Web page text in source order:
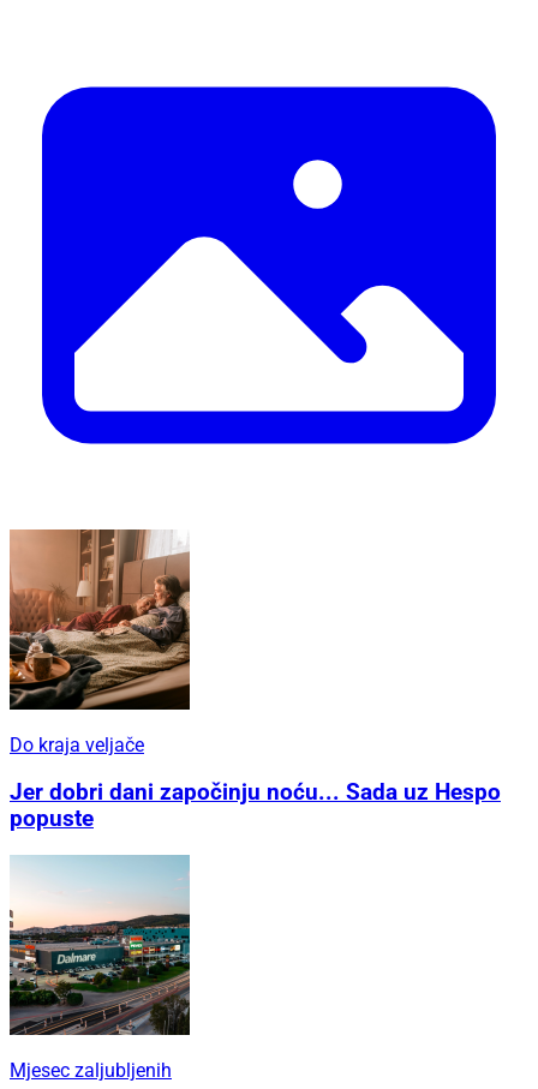
Do kraja veljače
Jer dobri dani započinju noću... Sada uz Hespo
popuste
Mjesec zaljubljenih